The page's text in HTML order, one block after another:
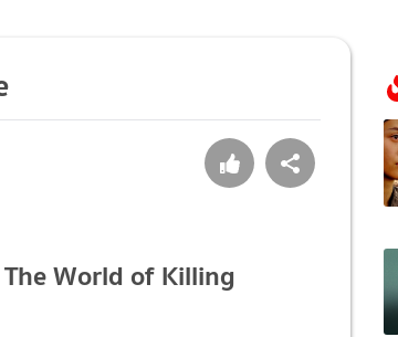
World of Killing